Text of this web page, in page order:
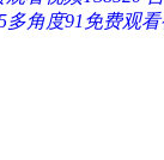
多角度91免费观